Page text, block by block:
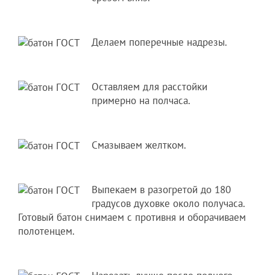
Делаем поперечные надрезы.
Оставляем для расстойки
примерно на полчаса.
Смазываем желтком.
Выпекаем в разогретой до 180
градусов духовке около получаса.
Готовый батон снимаем с противня и оборачиваем
полотенцем.